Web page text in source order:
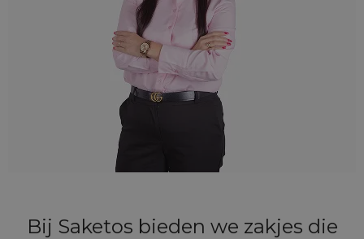
Bij Saketos bieden we zakjes die